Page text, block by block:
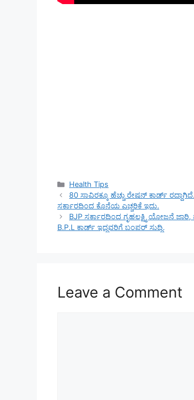
Categories
Health Tips
80 ಸಾವಿರಕ್ಕೂ ಹೆಚ್ಚು ರೇಷನ್ ಕಾರ್ಡ್
ಸರ್ಕಾರದಿಂದ ಕೊನೆಯ ಎಚ್ಚರಿಕೆ ಇದು.
BJP ಸರ್ಕಾರದಿಂದ ಗೃಹಲಕ್ಷ್ಮಿ ಯೋಜನೆ
B.P.L ಕಾರ್ಡ್ ಇದ್ದವರಿಗೆ ಬಂಪರ್ ಸುದ್ದಿ.
Leave a Comment